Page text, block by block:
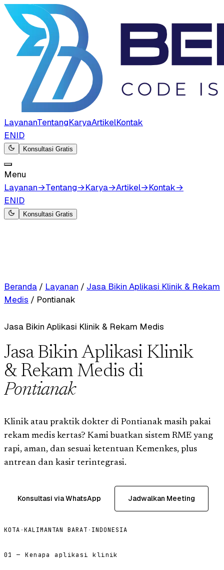
LayananTentangKaryaArtikelKontak
ENID
Konsultasi Gratis
Menu
Layanan→Tentang→Karya→Artikel→Kontak→
ENID
Konsultasi Gratis
Beranda / Layanan / Jasa Bikin Aplikasi Klinik & Rekam
Medis / Pontianak
Jasa Bikin Aplikasi Klinik & Rekam Medis
Jasa Bikin Aplikasi Klinik
& Rekam Medis di
Pontianak
Klinik atau praktik dokter di Pontianak masih pakai
rekam medis kertas? Kami buatkan sistem RME yang
rapi, aman, dan sesuai ketentuan Kemenkes, plus
antrean dan kasir terintegrasi.
Konsultasi via WhatsApp Jadwalkan Meeting
KOTA ·KALIMANTAN BARAT · INDONESIA
01 — Kenapa aplikasi klinik